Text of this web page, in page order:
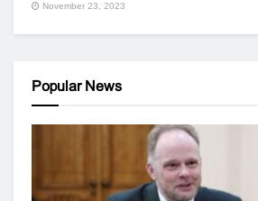
November 23, 2023
Popular News